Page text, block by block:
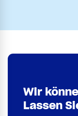
Wir
Lassen